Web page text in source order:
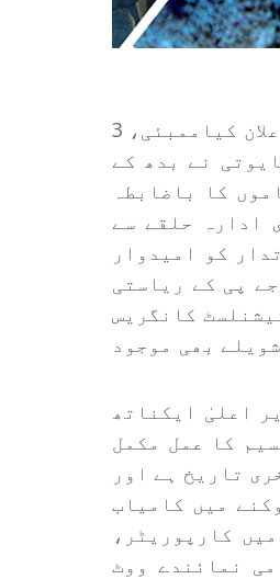
مہایوتی نے قانون ساز کونسل انتخابات کے لیے 17 امیدواروں کا اعلان کیاممبئی، 3
نے بدھ کے
17 امیدواروں کے ناموں کا باضابطہ
ادارہ حلقے سے
کو امیدوار
پی کے ریاستی
کانگریس
بھی موجود
اعلیٰ ایکناتھ
کا عمل مکمل
کی آخری تاریخ ہے اور
میں کامیاب
کارپوریٹر،
نمائندے ووٹ